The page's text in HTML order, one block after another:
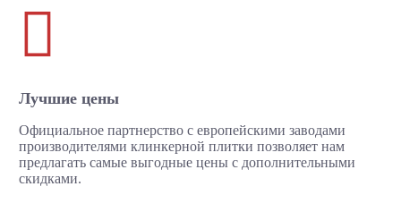

Лучшие цены
Официальное партнерство с европейскими заводами
производителями клинкерной плитки позволяет нам
предлагать самые выгодные цены с дополнительными
скидками.